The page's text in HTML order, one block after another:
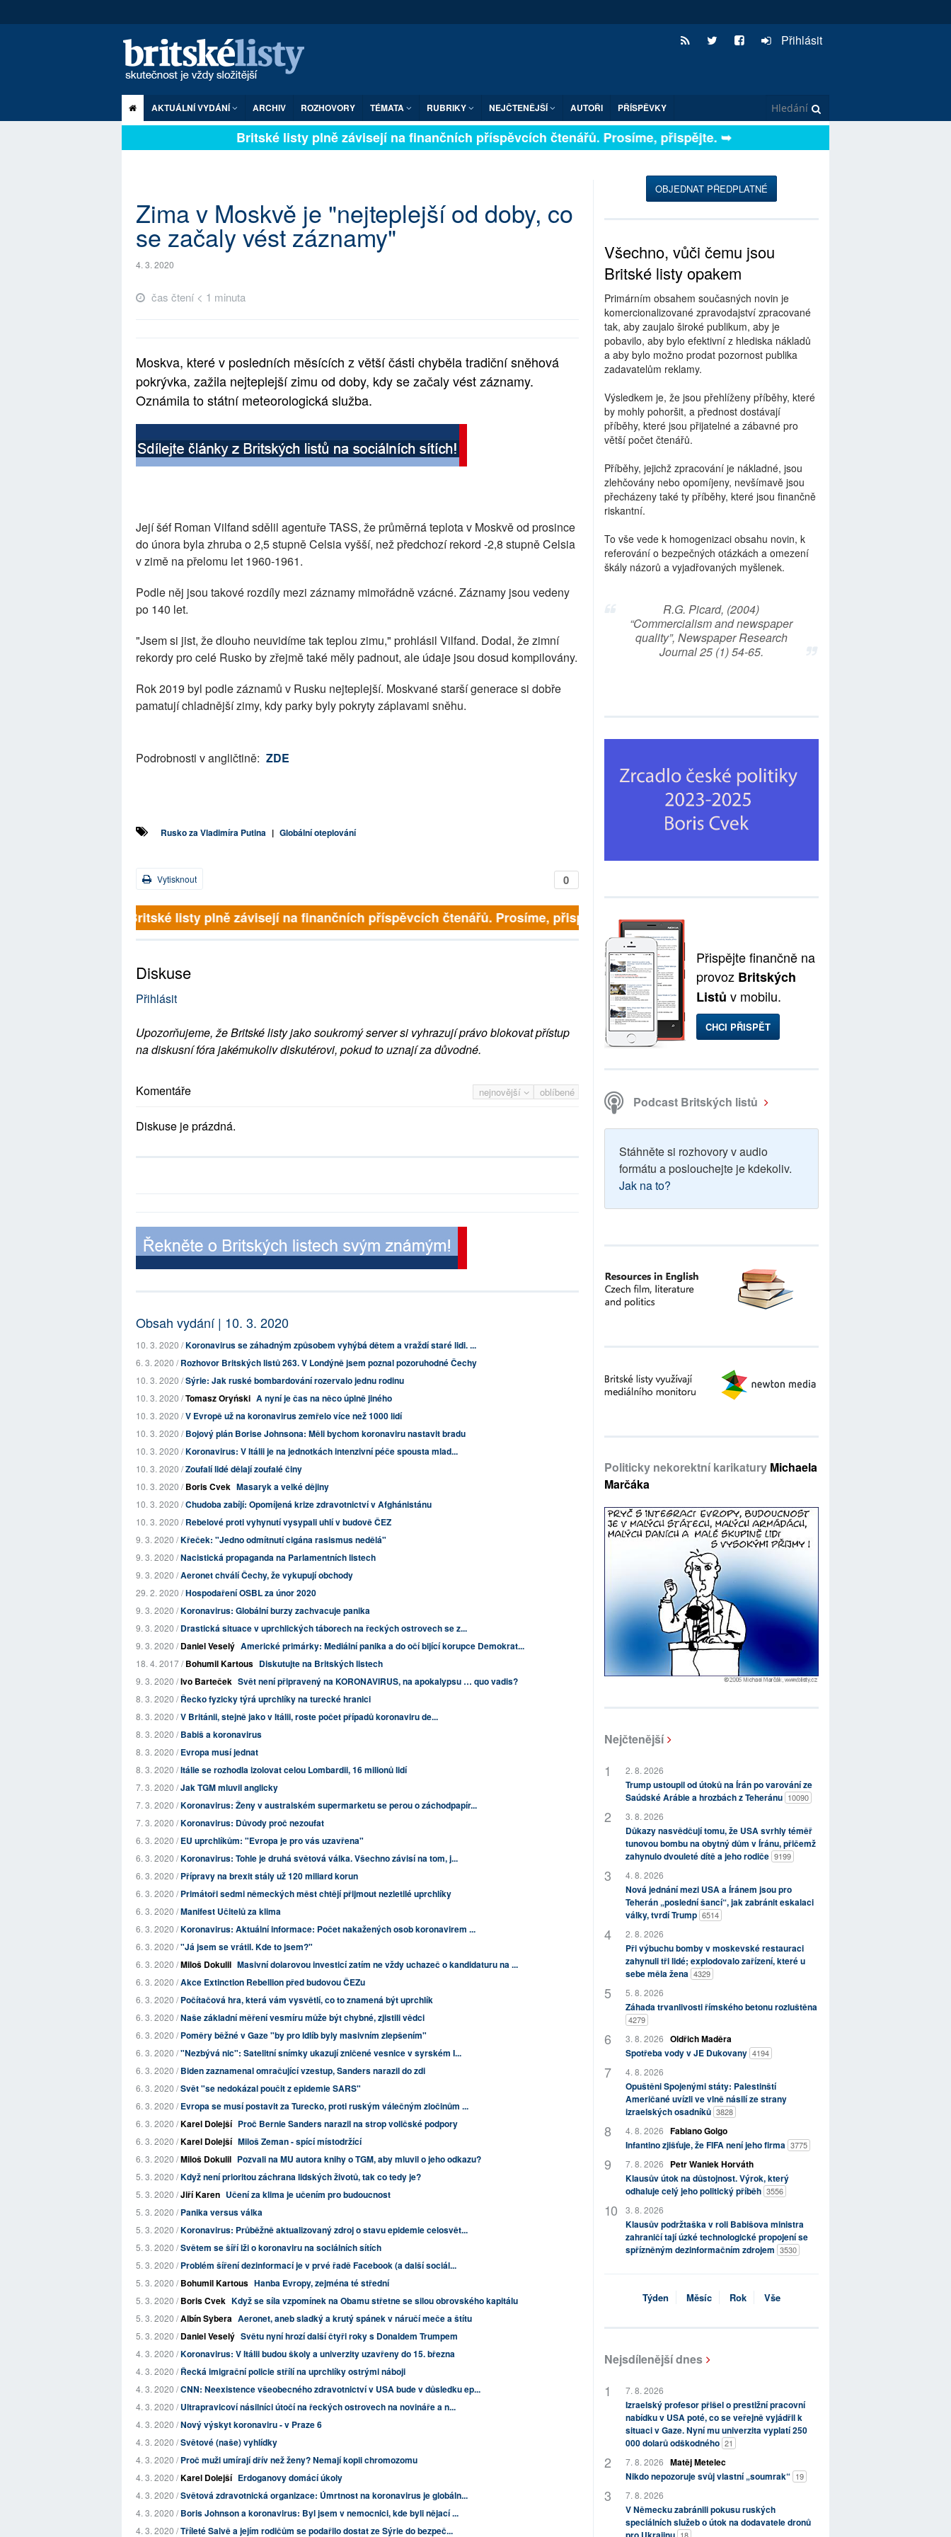
Přihlásit
AKTUÁLNÍ VYDÁNÍ ARCHIV ROZHOVORY TÉMATA RUBRIKY NEJČTENĚJŠÍ AUTOŘI PŘÍSPĚVKY
Britské listy plně závisejí na finančních příspěvcích čtenářů. Prosíme, přispějte. ➥
Zima v Moskvě je "nejteplejší od doby, co
se začaly vést záznamy"
4. 3. 2020
čas čtení < 1 minuta
Moskva, které v posledních měsících z větší části chyběla tradiční sněhová
pokrývka, zažila nejteplejší zimu od doby, kdy se začaly vést záznamy.
Oznámila to státní meteorologická služba.
Její šéf Roman Vilfand sdělil agentuře TASS, že průměrná teplota v Moskvě od prosince
do února byla zhruba o 2,5 stupně Celsia vyšší, než předchozí rekord -2,8 stupně Celsia
v zimě na přelomu let 1960-1961.
Podle něj jsou takové rozdíly mezi záznamy mimořádně vzácné. Záznamy jsou vedeny
po 140 let.
"Jsem si jist, že dlouho neuvidíme tak teplou zimu," prohlásil Vilfand. Dodal, že zimní
rekordy pro celé Rusko by zřejmě také měly padnout, ale údaje jsou dosud kompilovány.
Rok 2019 byl podle záznamů v Rusku nejteplejší. Moskvané starší generace si dobře
pamatují chladnější zimy, kdy parky byly pokryty záplavami sněhu.
Podrobnosti v angličtině: ZDE
Rusko za Vladimíra Putina | Globální oteplování
0
Vytisknout
Britské listy plně závisejí na finančních příspěvcích čtenářů. Prosíme, přispějte. ➥
Diskuse
Přihlásit
Upozorňujeme, že Britské listy jako soukromý server si vyhrazují právo blokovat přístup
na diskusní fóra jakémukoliv diskutérovi, pokud to uznají za důvodné.
nejnovější oblíbené
Komentáře
Diskuse je prázdná.
Obsah vydání | 10. 3. 2020
10. 3. 2020 /Koronavirus se záhadným způsobem vyhýbá dětem a vraždí staré lidi. ...
6. 3. 2020 /Rozhovor Britských listů 263. V Londýně jsem poznal pozoruhodné Čechy
10. 3. 2020 /Sýrie: Jak ruské bombardování rozervalo jednu rodinu
10. 3. 2020 /Tomasz Oryński A nyní je čas na něco úplně jiného
10. 3. 2020 /V Evropě už na koronavirus zemřelo více než 1000 lidí
10. 3. 2020 /Bojový plán Borise Johnsona: Měli bychom koronaviru nastavit bradu
10. 3. 2020 /Koronavirus: V Itálii je na jednotkách intenzivní péče spousta mlad...
10. 3. 2020 /Zoufalí lidé dělají zoufalé činy
10. 3. 2020 /Boris Cvek Masaryk a velké dějiny
10. 3. 2020 /Chudoba zabíjí: Opomíjená krize zdravotnictví v Afghánistánu
10. 3. 2020 /Rebelové proti vyhynutí vysypali uhlí v budově ČEZ
9. 3. 2020 /Křeček: "Jedno odmítnutí cigána rasismus nedělá"
9. 3. 2020 /Nacistická propaganda na Parlamentních listech
9. 3. 2020 /Aeronet chválí Čechy, že vykupují obchody
29. 2. 2020 /Hospodaření OSBL za únor 2020
9. 3. 2020 /Koronavirus: Globální burzy zachvacuje panika
9. 3. 2020 /Drastická situace v uprchlických táborech na řeckých ostrovech se z...
9. 3. 2020 /Daniel Veselý Americké primárky: Mediální panika a do očí bijící korupce Demokrat...
18. 4. 2017 /Bohumil Kartous Diskutujte na Britských listech
9. 3. 2020 /Ivo Barteček Svět není připravený na KORONAVIRUS, na apokalypsu … quo vadis?
8. 3. 2020 /Řecko fyzicky týrá uprchlíky na turecké hranici
8. 3. 2020 /V Británii, stejně jako v Itálii, roste počet případů koronaviru de...
8. 3. 2020 /Babiš a koronavirus
8. 3. 2020 /Evropa musí jednat
8. 3. 2020 /Itálie se rozhodla izolovat celou Lombardii, 16 milionů lidí
7. 3. 2020 /Jak TGM mluvil anglicky
7. 3. 2020 /Koronavirus: Ženy v australském supermarketu se perou o záchodpapír...
7. 3. 2020 /Koronavirus: Důvody proč nezoufat
6. 3. 2020 /EU uprchlíkům: "Evropa je pro vás uzavřena"
6. 3. 2020 /Koronavirus: Tohle je druhá světová válka. Všechno závisí na tom, j...
6. 3. 2020 /Přípravy na brexit stály už 120 miliard korun
6. 3. 2020 /Primátoři sedmi německých měst chtějí přijmout nezletilé uprchlíky
6. 3. 2020 /Manifest Učitelů za klima
6. 3. 2020 /Koronavirus: Aktuální informace: Počet nakažených osob koronavirem ...
6. 3. 2020 /"Já jsem se vrátil. Kde to jsem?"
6. 3. 2020 /Miloš Dokulil Masivní dolarovou investicí zatím ne vždy uchazeč o kandidaturu na ...
6. 3. 2020 /Akce Extinction Rebellion před budovou ČEZu
6. 3. 2020 /Počítačová hra, která vám vysvětlí, co to znamená být uprchlík
6. 3. 2020 /Naše základní měření vesmíru může být chybné, zjistili vědci
6. 3. 2020 /Poměry běžné v Gaze "by pro Idlíb byly masivním zlepšením"
6. 3. 2020 /"Nezbývá nic": Satelitní snímky ukazují zničené vesnice v syrském I...
6. 3. 2020 /Biden zaznamenal omračující vzestup, Sanders narazil do zdi
6. 3. 2020 /Svět "se nedokázal poučit z epidemie SARS"
6. 3. 2020 /Evropa se musí postavit za Turecko, proti ruským válečným zločinům ...
6. 3. 2020 /Karel Dolejší Proč Bernie Sanders narazil na strop voličské podpory
6. 3. 2020 /Karel Dolejší Miloš Zeman - spící místodržící
6. 3. 2020 /Miloš Dokulil Pozvali na MU autora knihy o TGM, aby mluvil o jeho odkazu?
5. 3. 2020 /Když není prioritou záchrana lidských životů, tak co tedy je?
5. 3. 2020 /Jiří Karen Učení za klima je učením pro budoucnost
5. 3. 2020 /Panika versus válka
5. 3. 2020 /Koronavirus: Průběžně aktualizovaný zdroj o stavu epidemie celosvět...
5. 3. 2020 /Světem se šíří lži o koronaviru na sociálních sítích
5. 3. 2020 /Problém šíření dezinformací je v prvé řadě Facebook (a další sociál...
5. 3. 2020 /Bohumil Kartous Hanba Evropy, zejména té střední
5. 3. 2020 /Boris Cvek Když se síla vzpomínek na Obamu střetne se silou obrovského kapitálu
5. 3. 2020 /Albín Sybera Aeronet, aneb sladký a krutý spánek v náručí meče a štítu
5. 3. 2020 /Daniel Veselý Světu nyní hrozí další čtyři roky s Donaldem Trumpem
4. 3. 2020 /Koronavirus: V Itálii budou školy a univerzity uzavřeny do 15. března
4. 3. 2020 /Řecká imigrační policie střílí na uprchlíky ostrými náboji
4. 3. 2020 /CNN: Neexistence všeobecného zdravotnictví v USA bude v důsledku ep...
4. 3. 2020 /Ultrapravicoví násilníci útočí na řeckých ostrovech na novináře a n...
4. 3. 2020 /Nový výskyt koronaviru - v Praze 6
4. 3. 2020 /Světové (naše) vyhlídky
4. 3. 2020 /Proč muži umírají dřív než ženy? Nemají kopii chromozomu
4. 3. 2020 /Karel Dolejší Erdoganovy domácí úkoly
4. 3. 2020 /Světová zdravotnická organizace: Úmrtnost na koronavirus je globáln...
4. 3. 2020 /Boris Johnson a koronavirus: Byl jsem v nemocnici, kde byli nějací ...
4. 3. 2020 /Tříleté Salvě a jejím rodičům se podařilo dostat ze Sýrie do bezpeč...
OBJEDNAT PŘEDPLATNÉ
Všechno, vůči čemu jsou
Britské listy opakem
Primárním obsahem současných novin je
komercionalizované zpravodajství zpracované
tak, aby zaujalo široké publikum, aby je
pobavilo, aby bylo efektivní z hlediska nákladů
a aby bylo možno prodat pozornost publika
zadavatelům reklamy.
Výsledkem je, že jsou přehlíženy příběhy, které
by mohly pohoršit, a přednost dostávají
příběhy, které jsou přijatelné a zábavné pro
větší počet čtenářů.
Příběhy, jejichž zpracování je nákladné, jsou
zlehčovány nebo opomíjeny, nevšímavě jsou
přecházeny také ty příběhy, které jsou finančně
riskantní.
To vše vede k homogenizaci obsahu novin, k
referování o bezpečných otázkách a omezení
škály názorů a vyjadřovaných myšlenek.
R.G. Picard, (2004)
“Commercialism and newspaper
quality”, Newspaper Research
Journal 25 (1) 54-65.
Přispějte finančně na
provoz Britských
Listů v mobilu.
CHCI PŘISPĚT
Podcast Britských listů
Stáhněte si rozhovory v audio
formátu a poslouchejte je kdekoliv.
Jak na to?
Politicky nekorektní karikatury Michaela
Marčáka
Nejčtenější
2. 8. 2026
Trump ustoupil od útoků na Írán po varování ze
Saúdské Arábie a hrozbách z Teheránu 10090
3. 8. 2026
Důkazy nasvědčují tomu, že USA svrhly téměř
tunovou bombu na obytný dům v Íránu, přičemž
zahynulo dvouleté dítě a jeho rodiče 9199
4. 8. 2026
Nová jednání mezi USA a Íránem jsou pro
Teherán „poslední šancí“, jak zabránit eskalaci
války, tvrdí Trump 6514
2. 8. 2026
Při výbuchu bomby v moskevské restauraci
zahynuli tři lidé; explodovalo zařízení, které u
sebe měla žena 4329
5. 8. 2026
Záhada trvanlivosti římského betonu rozluštěna
4279
3. 8. 2026 Oldřich Maděra
Spotřeba vody v JE Dukovany 4194
4. 8. 2026
Opuštěni Spojenými státy: Palestinští
Američané uvízli ve vlně násilí ze strany
izraelských osadníků 3828
4. 8. 2026 Fabiano Golgo
Infantino zjišťuje, že FIFA není jeho firma 3775
7. 8. 2026
Petr Waniek Horváth
Klausův útok na důstojnost. Výrok, který
odhaluje celý jeho politický příběh 3556
3. 8. 2026
Klausův podržtaška v roli Babišova ministra
zahraničí tají úzké technologické propojení se
spřízněným dezinformačním zdrojem 3530
Týden Měsíc Rok Vše
Nejsdílenější dnes
7. 8. 2026
Izraelský profesor přišel o prestižní pracovní
nabídku v USA poté, co se veřejně vyjádřil k
situaci v Gaze. Nyní mu univerzita vyplatí 250
000 dolarů odškodného 21
7. 8. 2026 Matěj Metelec
Nikdo nepozoruje svůj vlastní „soumrak“ 19
7. 8. 2026
V Německu zabránili pokusu ruských
speciálních služeb o útok na dodavatele dronů
18